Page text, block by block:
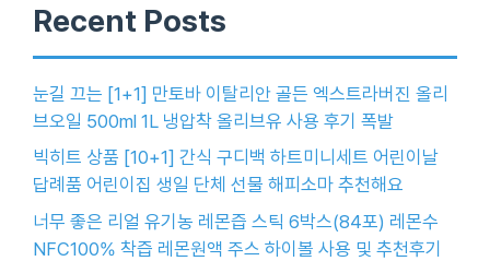
Recent Posts
눈길 끄는 [1+1] 만토바 이탈리안 골든 엑스트라버진 올리
브오일 500ml 1L 냉압착 올리브유 사용 후기 폭발
빅히트 상품 [10+1] 간식 구디백 하트미니세트 어린이날
답례품 어린이집 생일 단체 선물 해피소마 추천해요
너무 좋은 리얼 유기농 레몬즙 스틱 6박스(84포) 레몬수
NFC100% 착즙 레몬원액 주스 하이볼 사용 및 추천후기